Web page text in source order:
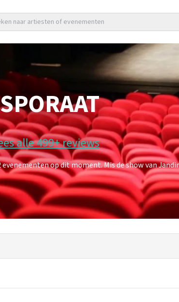
naar artiesten of evenementen
alle 499+ reviews
evenementen op dit moment. Mis de show van